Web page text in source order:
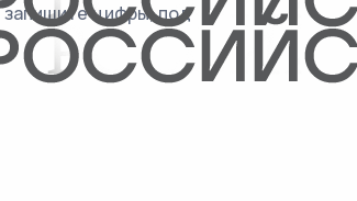
запишите цифры, под